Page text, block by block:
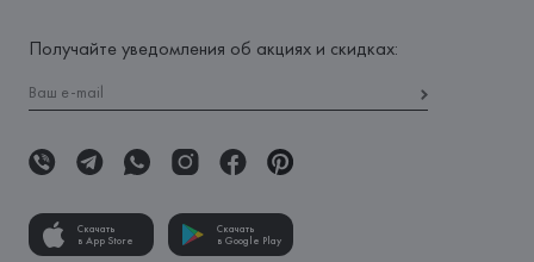
Получайте уведомления об акциях и скидках:
Скачать
в App Store
Скачать
в Google Play